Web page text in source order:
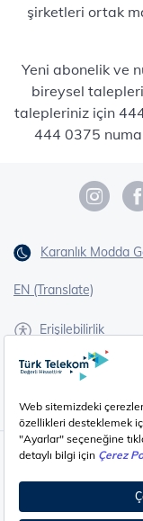
şirketleri ortak
Yeni abonelik ve
bireysel
talepleriniz için
444 0375
Karanlık Modda
EN (Translate)
Erişilebilirlik
İşaret Dili Çevirisi
Çerez Ayarları